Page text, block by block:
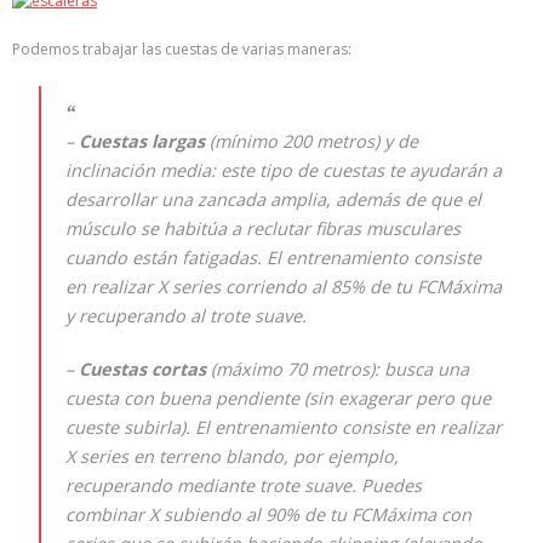
Podemos trabajar las cuestas de varias maneras:
– Cuestas largas(mínimo 200 metros) y de
inclinación media: este tipo de cuestas te ayudarán a
desarrollar una zancada amplia, además de que el
músculo se habitúa a reclutar fibras musculares
cuando están fatigadas. El entrenamiento consiste
en realizar X series corriendo al 85% de tu FCMáxima
y recuperando al trote suave.
– Cuestas cortas (máximo 70 metros): busca una
cuesta con buena pendiente (sin exagerar pero que
cueste subirla). El entrenamiento consiste en realizar
X series en terreno blando, por ejemplo,
recuperando mediante trote suave. Puedes
combinar X subiendo al 90% de tu FCMáxima con